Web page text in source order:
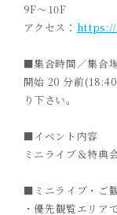
9F～10F
アクセス：
■集合時間／集合
開始 20 分前(18:40
り下さい。
■イベント内容
ミニライブ＆特典
■ミニライブ・ご
・優先観覧エリア